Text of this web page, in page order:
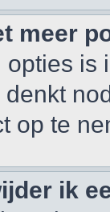
meer
is
op te
ik